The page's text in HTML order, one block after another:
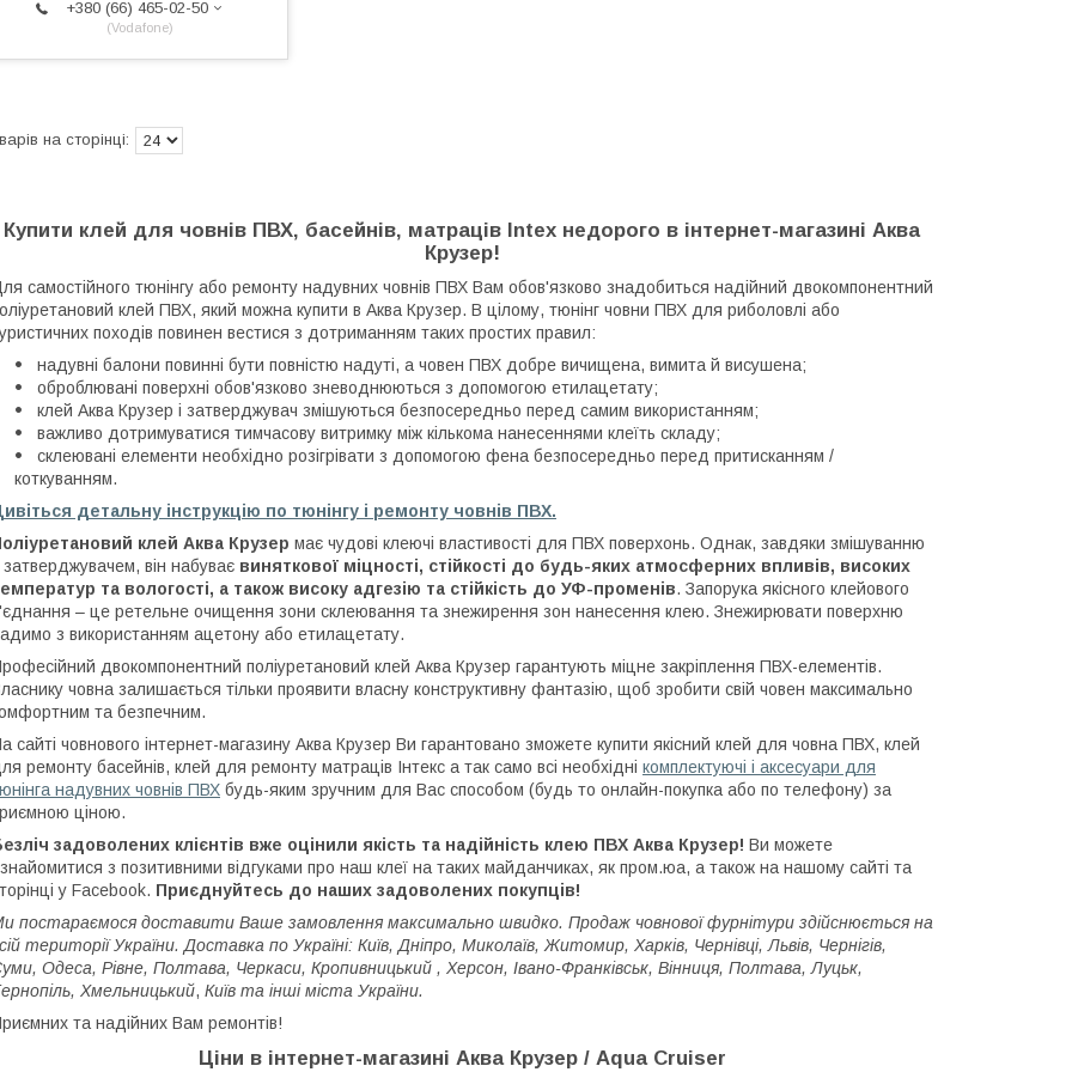
+380 (66) 465-02-50
Vodafone
Купити клей для човнів ПВХ, басейнів, матраців Intex недорого в інтернет-магазині Аква
Крузер!
самостійного тюнінгу або ремонту надувних човнів ПВХ Вам обов'язково знадобиться надійний двокомпонентний
клей ПВХ, який можна купити в Аква Крузер. В цілому, тюнінг човни ПВХ для риболовлі або
походів повинен вестися з дотриманням таких простих правил:
надувні балони повинні бути повністю надуті, а човен ПВХ добре вичищена, вимита й висушена;
оброблювані поверхні обов'язково зневоднюються з допомогою етилацетату;
клей Аква Крузер і затверджувач змішуються безпосередньо перед самим використанням;
важливо дотримуватися тимчасову витримку між кількома нанесеннями клеїть складу;
склеювані елементи необхідно розігрівати з допомогою фена безпосередньо перед притисканням /
коткуванням.
детальну інструкцію по тюнінгу і ремонту човнів ПВХ.
клей Аква Крузер має чудові клеючі властивості для ПВХ поверхонь. Однак, завдяки змішуванню
затверджувачем, він набуває виняткової міцності, стійкості до будь-яких атмосферних впливів, високих
та вологості, а також високу адгезію та стійкість до УФ-променів. Запорука якісного клейового
– це ретельне очищення зони склеювання та знежирення зон нанесення клею. Знежирювати поверхню
з використанням ацетону або етилацетату.
двокомпонентний поліуретановий клей Аква Крузер гарантують міцне закріплення ПВХ-елементів.
човна залишається тільки проявити власну конструктивну фантазію, щоб зробити свій човен максимально
та безпечним.
сайті човнового інтернет-магазину Аква Крузер Ви гарантовано зможете купити якісний клей для човна ПВХ, клей
ремонту басейнів, клей для ремонту матраців Інтекс а так само всі необхідні комплектуючі і аксесуари для
надувних човнів ПВХ будь-яким зручним для Вас способом (будь то онлайн-покупка або по телефону) за
ціною.
задоволених клієнтів вже оцінили якість та надійність клею ПВХ Аква Крузер! Ви можете
з позитивними відгуками про наш клеї на таких майданчиках, як пром.юа, а також на нашому сайті та
у Facebook. Приєднуйтесь до наших задоволених покупців!
постараємося доставити Ваше замовлення максимально швидко. Продаж човнової фурнітури здійснюється на
території України. Доставка по Україні: Київ, Дніпро, Миколаїв, Житомир, Харків, Чернівці, Львів, Чернігів,
Одеса, Рівне, Полтава, Черкаси, Кропивницький , Херсон, Івано-Франківськ, Вінниця, Полтава, Луцьк,
Хмельницький, Київ та інші міста України.
та надійних Вам ремонтів!
Ціни в інтернет-магазині Аква Крузер / Aqua Cruiser